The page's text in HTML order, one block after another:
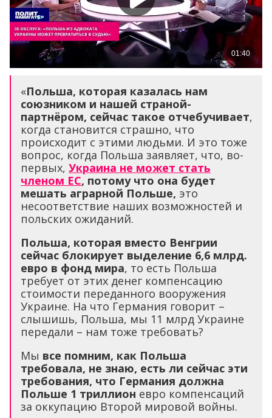
«Польша, которая казалась нам
союзником и нашей страной-
партнёром, сейчас такое отчебучивает,
когда становится страшно, что
происходит с этими людьми. И это тоже
вопрос, когда Польша заявляет, что, во-
первых, Украина не может стать
членом ЕС, потому что она будет
мешать аграрной Польше, это
несоответствие наших возможностей и
польских ожиданий.
Польша, которая вместо Венгрии
сейчас блокирует выделение 6,6 млрд.
евро в фонд мира, то есть Польша
требует от этих денег компенсацию
стоимости переданного вооружения
Украине. На что Германия говорит –
слышишь, Польша, мы 11 млрд Украине
передали – нам тоже требовать?
Мы все помним, как Польша
требовала, не знаю, есть ли сейчас эти
требования, что Германия должна
Польше 1 триллион евро компенсаций
за оккупацию Второй мировой войны.